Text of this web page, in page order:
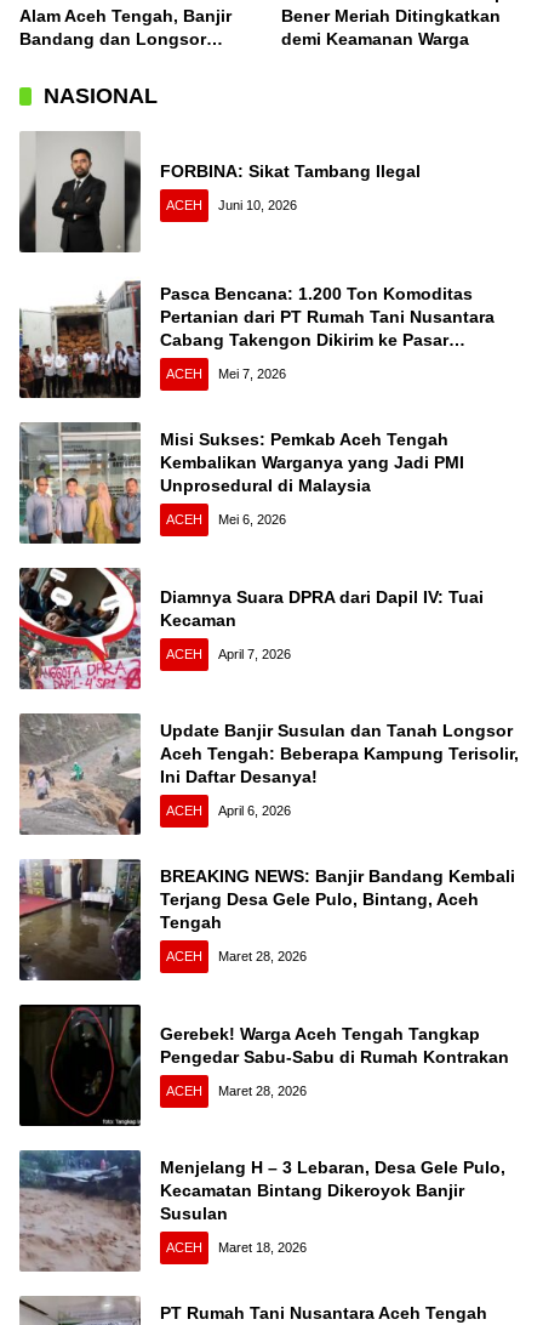
Alam Aceh Tengah, Banjir
Bandang dan Longsor
Bintang
Bener Meriah Ditingkatkan
demi Keamanan Warga
NASIONAL
FORBINA: Sikat Tambang Ilegal
ACEH Juni 10, 2026
Pasca Bencana: 1.200 Ton Komoditas
Pertanian dari PT Rumah Tani Nusantara
Cabang Takengon Dikirim ke Pasar
Nasional
ACEH Mei 7, 2026
Misi Sukses: Pemkab Aceh Tengah
Kembalikan Warganya yang Jadi PMI
Unprosedural di Malaysia
ACEH Mei 6, 2026
Diamnya Suara DPRA dari Dapil IV: Tuai
Kecaman
ACEH April 7, 2026
Update Banjir Susulan dan Tanah Longsor
Aceh Tengah: Beberapa Kampung Terisolir,
Ini Daftar Desanya!
ACEH April 6, 2026
BREAKING NEWS: Banjir Bandang Kembali
Terjang Desa Gele Pulo, Bintang, Aceh
Tengah
ACEH Maret 28, 2026
Gerebek! Warga Aceh Tengah Tangkap
Pengedar Sabu-Sabu di Rumah Kontrakan
ACEH Maret 28, 2026
Menjelang H – 3 Lebaran, Desa Gele Pulo,
Kecamatan Bintang Dikeroyok Banjir
Susulan
ACEH Maret 18, 2026
PT Rumah Tani Nusantara Aceh Tengah